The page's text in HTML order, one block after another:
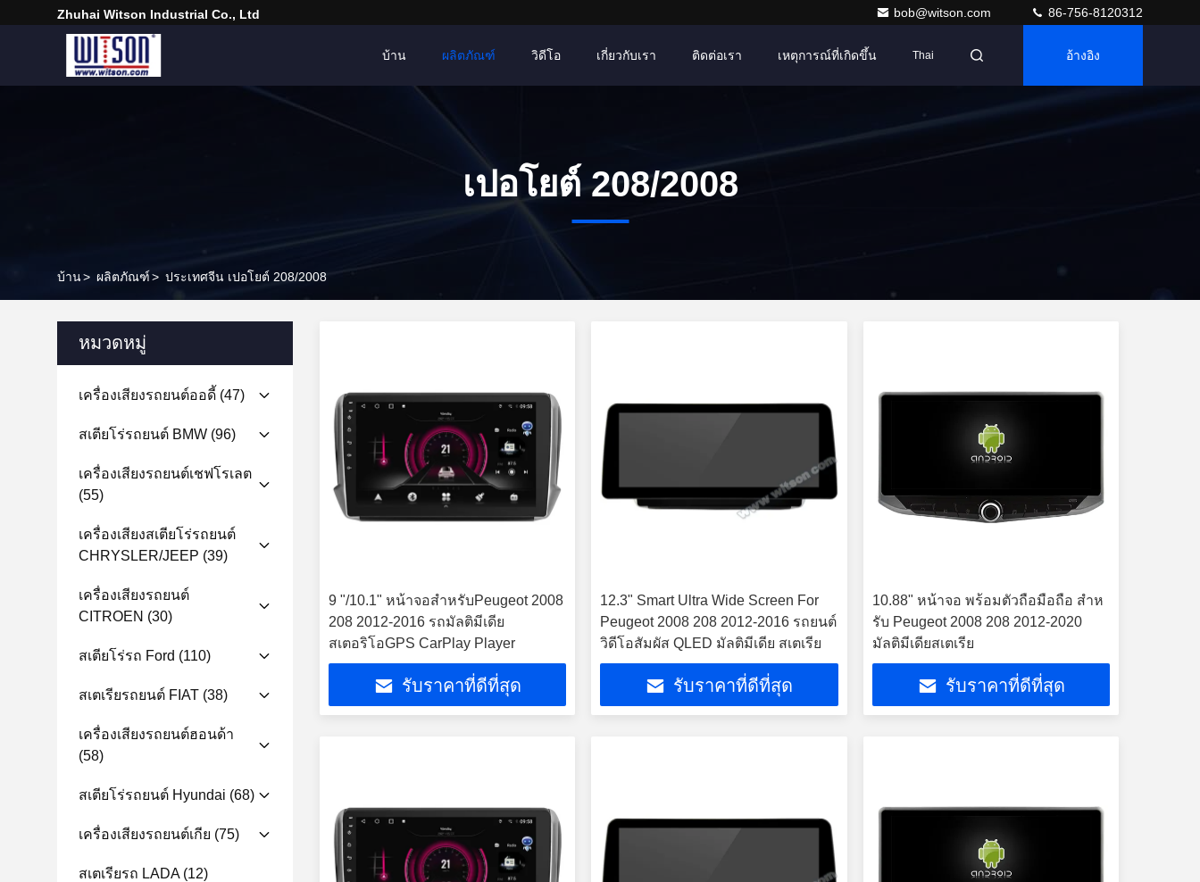
Zhuhai Witson Industrial Co., Ltd bob@witson.com 86-756-8120312
บ้าน ผลิตภัณฑ์ วิดีโอ เกี่ยวกับเรา ติดต่อเรา เหตุการณ์ที่เกิดขึ้น Thai อ้างอิง
เปอโยต์ 208/2008
บ้าน> ผลิตภัณฑ์> ประเทศจีน เปอโยต์ 208/2008
หมวดหมู่
เครื่องเสียงรถยนต์ออดี้ (47)
สเตียโร่รถยนต์ BMW (96)
เครื่องเสียงรถยนต์เชฟโรเลต
(55)
เครื่องเสียงสเตียโร่รถยนต์
CHRYSLER/JEEP (39)
เครื่องเสียงรถยนต์
CITROEN (30)
สเตียโร่รถ Ford (110)
สเตเรียรถยนต์ FIAT (38)
เครื่องเสียงรถยนต์ฮอนด้า
(58)
สเตียโร่รถยนต์ Hyundai (68)
เครื่องเสียงรถยนต์เกีย (75)
สเตเรียรถ LADA(12)
9 "/10.1" หน้าจอสำหรับPeugeot 2008
208 2012-2016 รถมัลติมีเดีย
สเตอริโอGPS CarPlay Player
รับราคาที่ดีที่สุด
12.3" Smart Ultra Wide Screen For
Peugeot 2008 208 2012-2016 รถยนต์
วิดีโอสัมผัส QLED มัลติมีเดีย สเตเรีย
รับราคาที่ดีที่สุด
10.88" หน้าจอ พร้อมตัวถือมือถือ สําห
รับ Peugeot 2008 208 2012-2020
มัลติมีเดียสเตเรีย
รับราคาที่ดีที่สุด